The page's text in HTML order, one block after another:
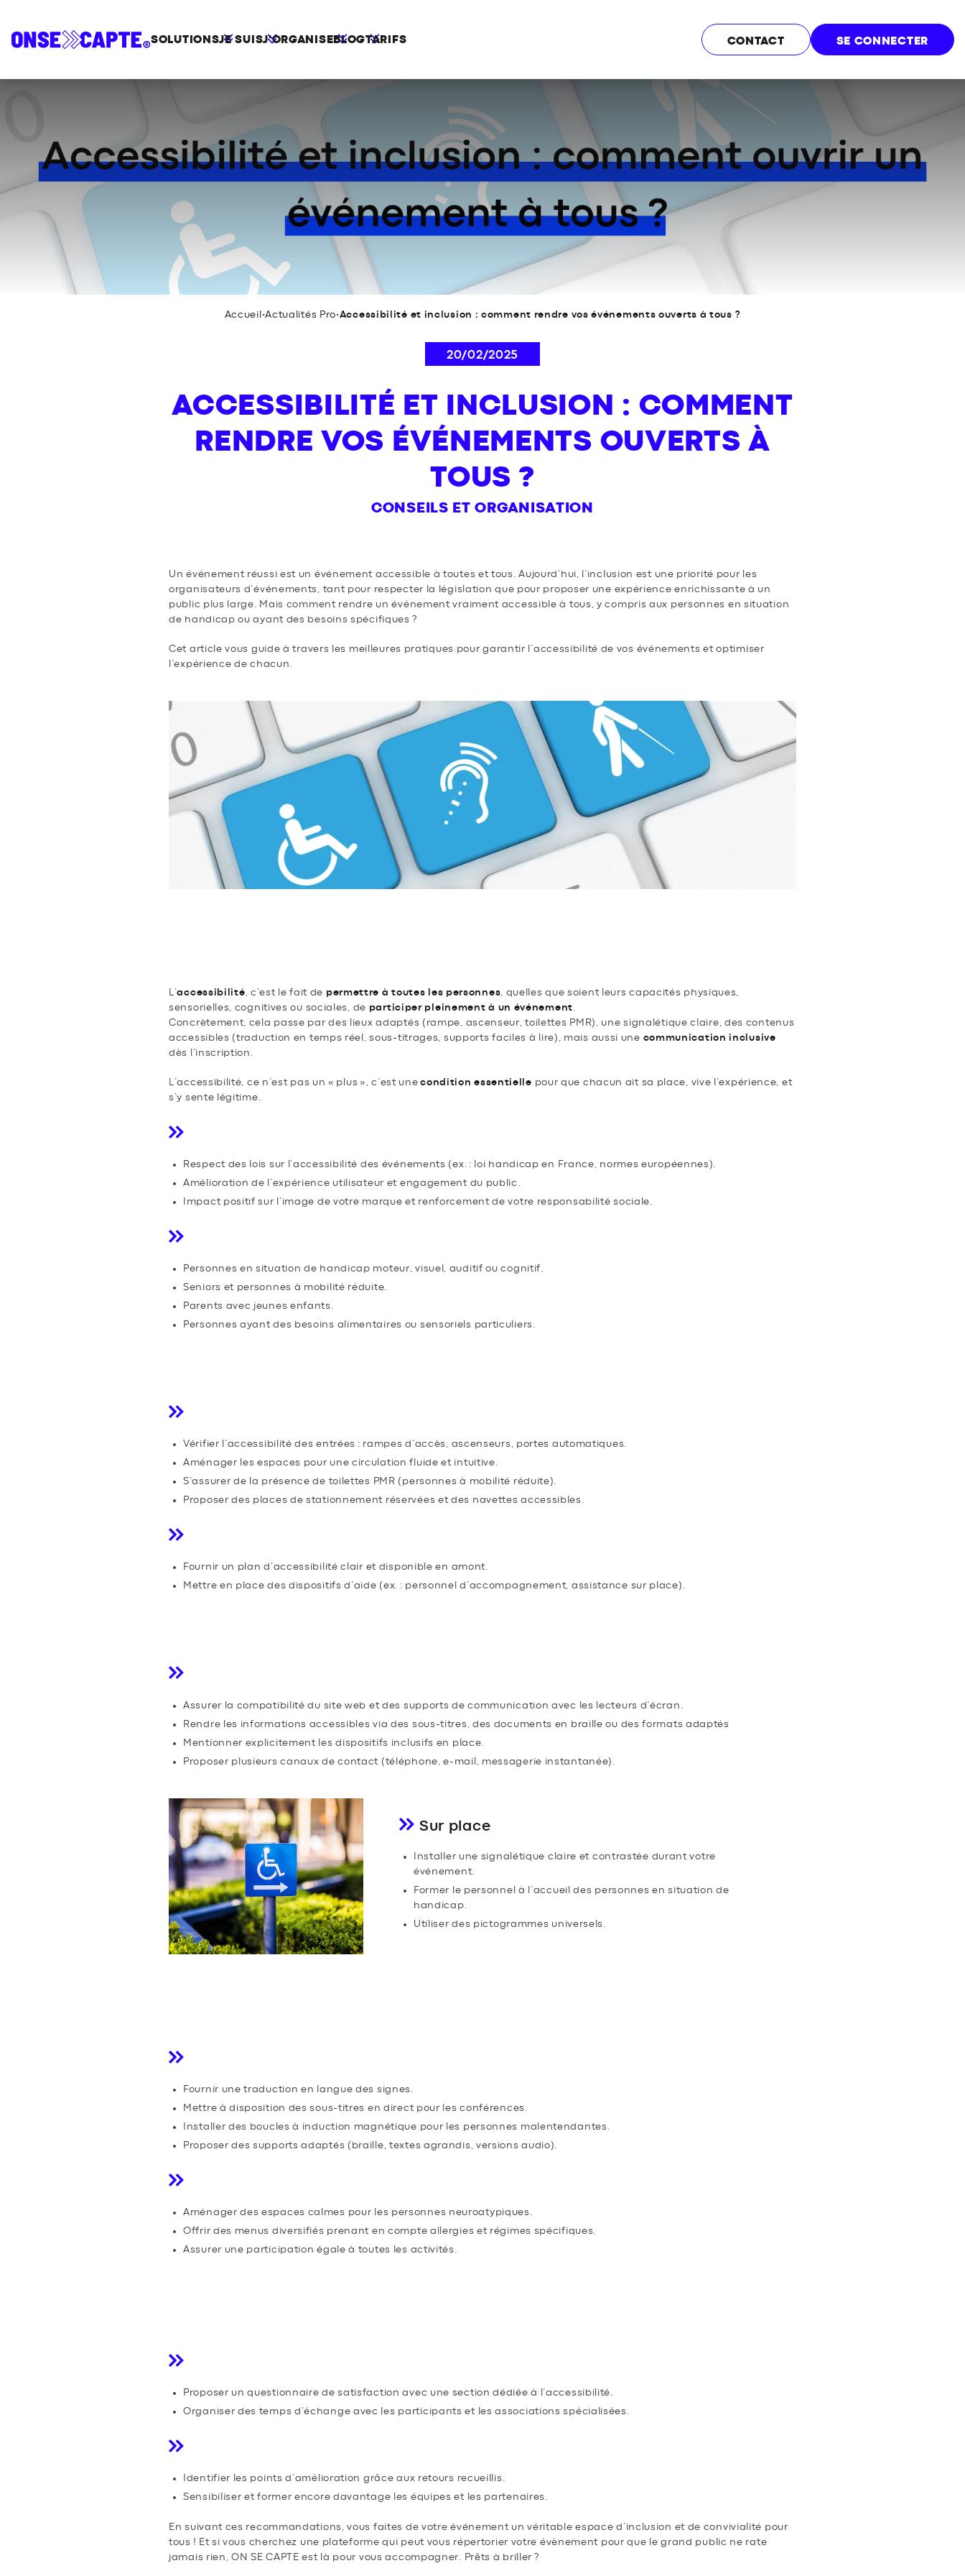
SOLUTIONSJE SUISJ'ORGANISE BLOGTARIFS CONTACT SE CONNECTER
Accueil •Actualités Pro•Accessibilité et inclusion : comment rendre vos événements ouverts à tous ?
20/02/2025
ACCESSIBILITÉ ET INCLUSION : COMMENT
RENDRE VOS ÉVÉNEMENTS OUVERTS À
TOUS ?
CONSEILS ET ORGANISATION
Un événement réussi est un événement accessible à toutes et tous. Aujourd’hui, l’inclusion est une priorité pour les
organisateurs d’événements, tant pour respecter la législation que pour proposer une expérience enrichissante à un
public plus large. Mais comment rendre un événement vraiment accessible à tous, y compris aux personnes en situation
de handicap ou ayant des besoins spécifiques ?
Cet article vous guide à travers les meilleures pratiques pour garantir l’accessibilité de vos événements et optimiser
l’expérience de chacun.
L’accessibilité , c’est le fait de permettre à toutes les personnes , quelles que soient leurs capacités physiques,
sensorielles, cognitives ou sociales, de participer pleinement à un événement
Concrètement, cela passe par des lieux adaptés (rampe, ascenseur, toilettes PMR), une signalétique claire, des contenus
accessibles (traduction en temps réel, sous-titrages, supports faciles à lire), mais aussi une communication inclusive
dès l’inscription.
L’accessibilité, ce n’est pas un « plus », c’est unecondition essentielle pour que chacun ait sa place, vive l’expérience, et
s’y sente légitime.
Respect des lois sur l’accessibilité des événements (ex. : loi handicap en France, normes européennes).
Amélioration de l’expérience utilisateur et engagement du public.
Impact positif sur l’image de votre marque et renforcement de votre responsabilité sociale.
Personnes en situation de handicap moteur, visuel, auditif ou cognitif.
Seniors et personnes à mobilité réduite.
Parents avec jeunes enfants.
Personnes ayant des besoins alimentaires ou sensoriels particuliers.
Vérifier l’accessibilité des entrées : rampes d’accès, ascenseurs, portes automatiques.
Aménager les espaces pour une circulation fluide et intuitive.
S’assurer de la présence de toilettes PMR (personnes à mobilité réduite).
Proposer des places de stationnement réservées et des navettes accessibles.
Fournir un plan d’accessibilité clair et disponible en amont.
Mettre en place des dispositifs d’aide (ex. : personnel d’accompagnement, assistance sur place).
Assurer la compatibilité du site web et des supports de communication avec les lecteurs d’écran.
Rendre les informations accessibles via des sous-titres, des documents en braille ou des formats adaptés
Mentionner explicitement les dispositifs inclusifs en place.
Proposer plusieurs canaux de contact (téléphone, e-mail, messagerie instantanée).
Sur place
Installer une signalétique claire et contrastée durant votre
événement.
Former le personnel à l’accueil des personnes en situation de
handicap.
Utiliser des pictogrammes universels.
Fournir une traduction en langue des signes.
Mettre à disposition des sous-titres en direct pour les conférences.
Installer des boucles à induction magnétique pour les personnes malentendantes.
Proposer des supports adaptés (braille, textes agrandis, versions audio).
Aménager des espaces calmes pour les personnes neuroatypiques.
Offrir des menus diversifiés prenant en compte allergies et régimes spécifiques.
Assurer une participation égale à toutes les activités.
Proposer un questionnaire de satisfaction avec une section dédiée à l’accessibilité.
Organiser des temps d’échange avec les participants et les associations spécialisées.
Identifier les points d’amélioration grâce aux retours recueillis.
Sensibiliser et former encore davantage les équipes et les partenaires.
En suivant ces recommandations, vous faites de votre événement un véritable espace d’inclusion et de convivialité pour
tous ! Et si vous cherchez une plateforme qui peut vous répertorier votre évènement pour que le grand public ne rate
jamais rien, ON SE CAPTE est là pour vous accompagner. Prêts à briller ?